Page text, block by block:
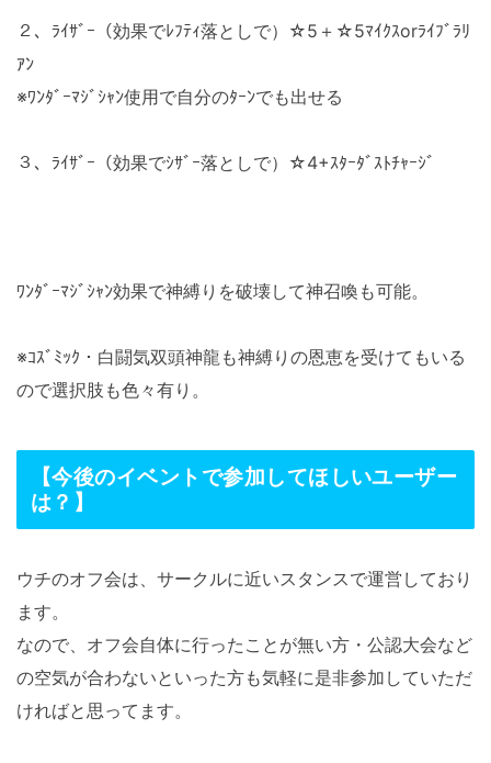
２、ﾗｲｻﾞｰ（効果でﾚﾌﾃｨ落としで）☆5＋☆5ﾏｲｸｽorﾗｲﾌﾞﾗﾘ
ｱﾝ
※ﾜﾝﾀﾞｰﾏｼﾞｼｬﾝ使用で自分のﾀｰﾝでも出せる
３、ﾗｲｻﾞｰ（効果でｼｻﾞｰ落としで）☆4+ｽﾀｰﾀﾞｽﾄﾁｬｰｼﾞ
ﾜﾝﾀﾞｰﾏｼﾞｼｬﾝ効果で神縛りを破壊して神召喚も可能。
※ｺｽﾞﾐｯｸ・白闘気双頭神龍も神縛りの恩恵を受けてもいる
ので選択肢も色々有り。
【今後のイベントで参加してほしいユーザー
は？】
ウチのオフ会は、サークルに近いスタンスで運営しており
ます。
なので、オフ会自体に行ったことが無い方・公認大会など
の空気が合わないといった方も気軽に是非参加していただ
ければと思ってます。